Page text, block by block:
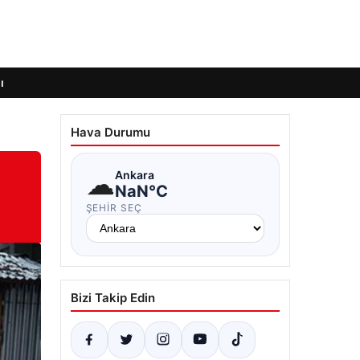
Hava Durumu
☁Ankara
NaN°C
ŞEHIR SEÇ
Bizi Takip Edin